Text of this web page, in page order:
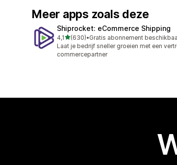
Meer apps zoals deze
Shiprocket: eCommerce Shipping
4,1van 5 sterren
(630)
630 recensies in totaal
•Gratis abonnement
Laat je bedrijf sneller groeien met een
commercepartner